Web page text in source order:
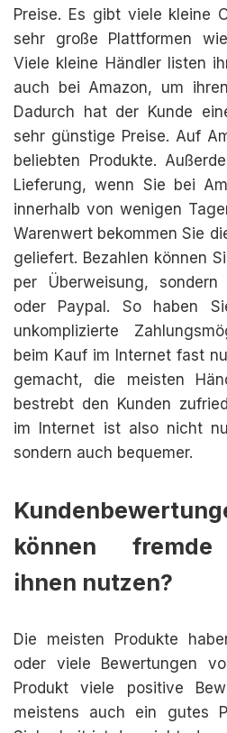
Preise. Es gibt viele kleine
sehr große Plattformen
Viele kleine Händler listen
auch bei Amazon, um
Dadurch hat der Kunde
sehr günstige Preise. Auf
beliebten Produkte.
Lieferung, wenn Sie bei
innerhalb von wenigen
Warenwert bekommen Sie
geliefert. Bezahlen können
per Überweisung,
oder Paypal. So haben
unkomplizierte
beim Kauf im Internet fast
gemacht, die meisten
bestrebt den Kunden
im Internet ist also nicht
sondern auch bequemer.
können fremde
ihnen nutzen?
Die meisten Produkte
oder viele Bewertungen
Produkt viele positive
meistens auch ein gutes